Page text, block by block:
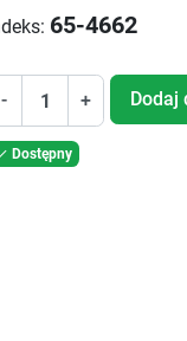
65-4662
- + Dodaj
Dostępny